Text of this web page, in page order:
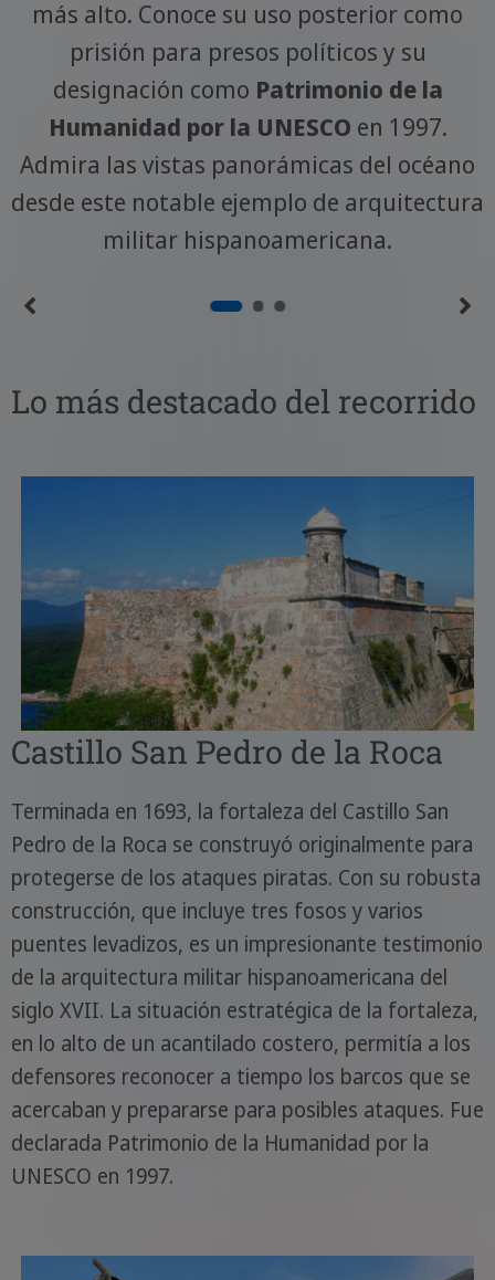
más alto. Conoce su uso posterior como
prisión para presos políticos y su
designación como Patrimonio de la
Humanidad por la UNESCO en 1997.
Admira las vistas panorámicas del océano
desde este notable ejemplo de arquitectura
militar hispanoamericana.
Lo más destacado del recorrido
Castillo San Pedro de la Roca
Terminada en 1693, la fortaleza del Castillo San
Pedro de la Roca se construyó originalmente para
protegerse de los ataques piratas. Con su robusta
construcción, que incluye tres fosos y varios
puentes levadizos, es un impresionante testimonio
de la arquitectura militar hispanoamericana del
siglo XVII. La situación estratégica de la fortaleza,
en lo alto de un acantilado costero, permitía a los
defensores reconocer a tiempo los barcos que se
acercaban y prepararse para posibles ataques. Fue
declarada Patrimonio de la Humanidad por la
UNESCO en 1997.